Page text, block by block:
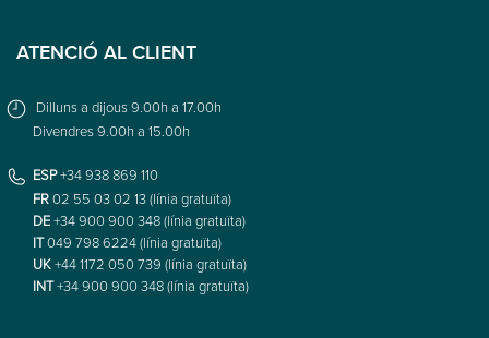
ATENCIÓ AL CLIENT
Dilluns a dijous 9.00h a 17.00h
Divendres 9.00h a 15.00h
ESP+34 938 869 110
FR02 55 03 02 13 (línia gratuïta)
DE+34 900 900 348 (línia gratuïta)
IT049 798 6224 (línia gratuïta)
UK+44 1172 050 739 (línia gratuïta)
INT+34 900 900 348 (línia gratuïta)